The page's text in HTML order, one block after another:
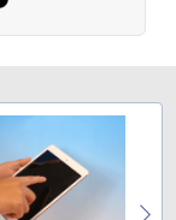
AI画像生成シリー
しい、かさばら
やすい、6週間持
ィスプレイ電子
、16GB、広告な